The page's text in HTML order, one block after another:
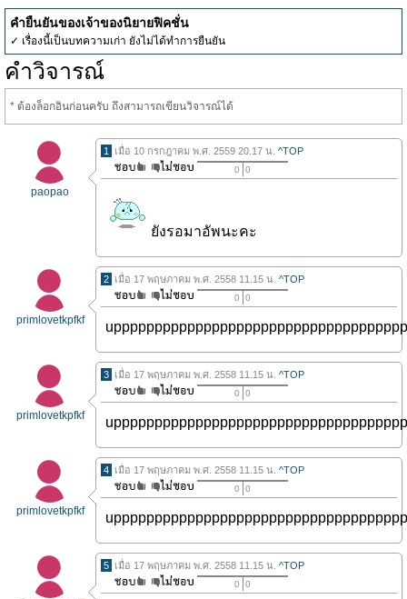
คำยืนยันของเจ้าของนิยายฟิคชั่น
✓ เรื่องนี้เป็นบทความเก่า ยังไม่ได้ทำการยืนยัน
คำวิจารณ์
* ต้องล็อกอินก่อนครับ ถึงสามารถเขียนวิจารณ์ได้
paopao
1 เมื่อ 10 กรกฎาคม พ.ศ. 2559 20.17 น. ^TOP
0 0
ยังรอมาอัพนะคะ
primlovetkpfkf
2 เมื่อ 17 พฤษภาคม พ.ศ. 2558 11.15 น. ^TOP
0 0
primlovetkpfkf
3 เมื่อ 17 พฤษภาคม พ.ศ. 2558 11.15 น. ^TOP
0 0
primlovetkpfkf
4 เมื่อ 17 พฤษภาคม พ.ศ. 2558 11.15 น. ^TOP
0 0
5 เมื่อ 17 พฤษภาคม พ.ศ. 2558 11.15 น. ^TOP
0 0